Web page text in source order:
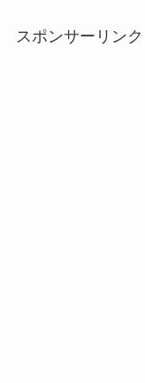
スポンサーリンク